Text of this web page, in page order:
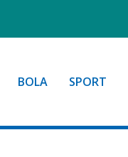
BOLA SPORT